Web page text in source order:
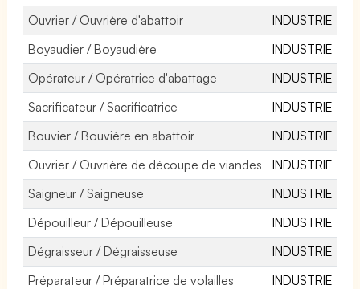
Ouvrier / Ouvrière d'abattoir
INDUSTRIE
Boyaudier / Boyaudière
INDUSTRIE
Opérateur / Opératrice d'abattage
INDUSTRIE
Sacrificateur / Sacrificatrice
INDUSTRIE
Bouvier / Bouvière en abattoir
INDUSTRIE
Ouvrier / Ouvrière de découpe de viandes
INDUSTRIE
Saigneur / Saigneuse
INDUSTRIE
Dépouilleur / Dépouilleuse
INDUSTRIE
Dégraisseur / Dégraisseuse
INDUSTRIE
Préparateur / Préparatrice de volailles
INDUSTRIE